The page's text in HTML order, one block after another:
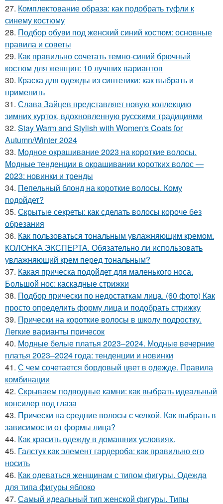
27. Комплектование образа: как подобрать туфли к
синему костюму
28. Подбор обуви под женский синий костюм: основные
правила и советы
29. Как правильно сочетать темно-синий брючный
костюм для женщин: 10 лучших вариантов
30. Краска для одежды из синтетики: как выбрать и
применить
31. Слава Зайцев представляет новую коллекцию
зимних курток, вдохновленную русскими традициями
32. Stay Warm and Stylish with Women's Coats for
Autumn/Winter 2024
33. Модное окрашивание 2023 на короткие волосы.
Модные тенденции в окрашивании коротких волос —
2023: новинки и тренды
34. Пепельный блонд на короткие волосы. Кому
подойдет?
35. Скрытые секреты: как сделать волосы короче без
обрезания
36. Как пользоваться тональным увлажняющим кремом.
КОЛОНКА ЭКСПЕРТА. Обязательно ли использовать
увлажняющий крем перед тональным?
37. Какая прическа подойдет для маленького носа.
Большой нос: каскадные стрижки
38. Подбор прически по недостаткам лица. (60 фото) Как
просто определить форму лица и подобрать стрижку
39. Прически на короткие волосы в школу подростку.
Легкие варианты причесок
40. Модные белые платья 2023–2024. Модные вечерние
платья 2023–2024 года: тенденции и новинки
41. С чем сочетается бордовый цвет в одежде. Правила
комбинации
42. Скрываем подводные камни: как выбрать идеальный
консилер под глаза
43. Прически на средние волосы с челкой. Как выбрать в
зависимости от формы лица?
44. Как красить одежду в домашних условиях.
45. Галстук как элемент гардероба: как правильно его
носить
46. Как одеваться женщинам с типом фигуры. Одежда
для типа фигуры яблоко
47. Самый идеальный тип женской фигуры. Типы